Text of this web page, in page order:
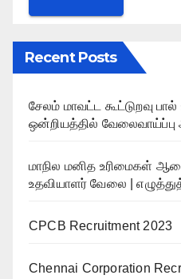
Recent Posts
சேலம் மாவட்ட கூட்டுறவு
ஒன்றியத்தில் வேலைவாய்ப்பு
மாநில மனித உரிமைகள்
உதவியாளர் வேலை | எழுத்துத்
CPCB Recruitment 2023
Chennai Corporation